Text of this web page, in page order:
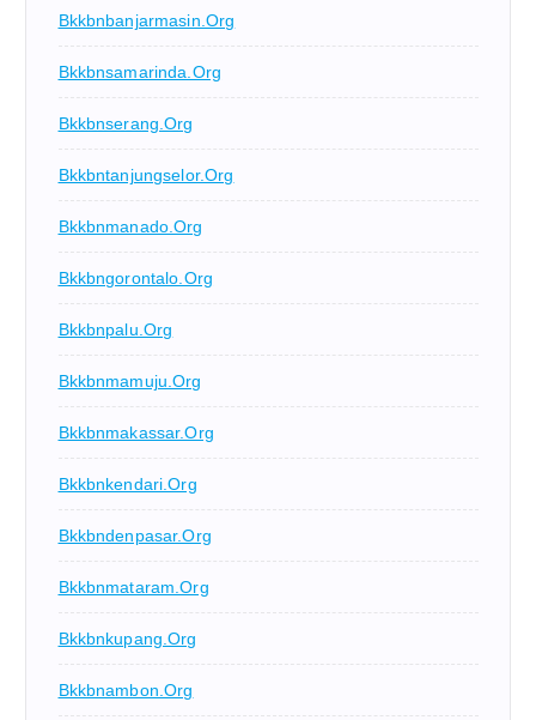
Bkkbnbanjarmasin.org
Bkkbnsamarinda.org
Bkkbnserang.org
Bkkbntanjungselor.org
Bkkbnmanado.org
Bkkbngorontalo.org
Bkkbnpalu.org
Bkkbnmamuju.org
Bkkbnmakassar.org
Bkkbnkendari.org
Bkkbndenpasar.org
Bkkbnmataram.org
Bkkbnkupang.org
Bkkbnambon.org